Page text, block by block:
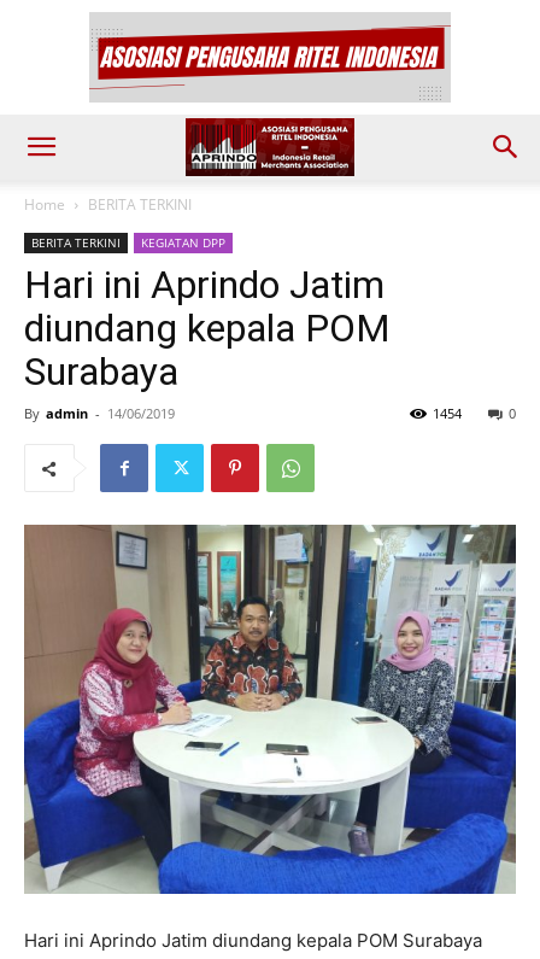
Home BERITA TERKINI
BERITA TERKINI KEGIATAN DPP
Hari ini Aprindo Jatim
diundang kepala POM
Surabaya
By admin - 14/06/2019 0
1454
Hari ini Aprindo Jatim diundang kepala POM Surabaya